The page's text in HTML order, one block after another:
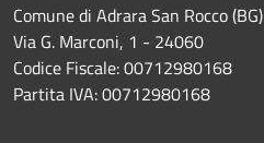
Comune di Adrara San Rocco (BG)
Via G. Marconi, 1 - 24060
Codice Fiscale: 00712980168
Partita IVA: 00712980168